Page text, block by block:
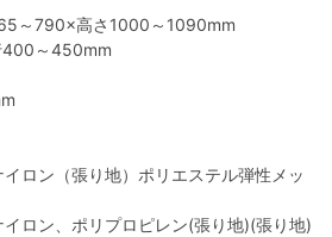
～790×高さ1000～1090mm
～450mm
ロン（張り地）ポリエステル弾性メッ
ロン、ポリプロピレン(張り地)(張り地)